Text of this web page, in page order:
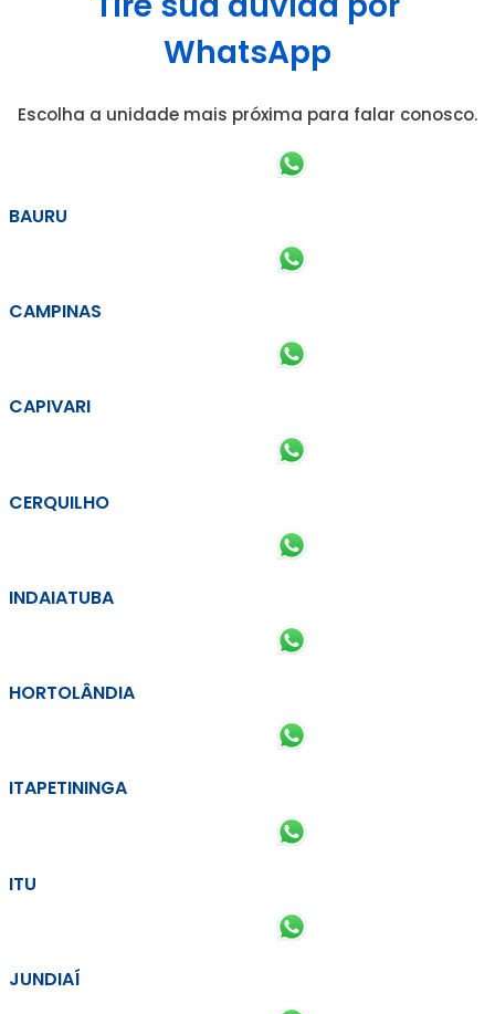
WhatsApp
Escolha a unidade mais próxima para falar conosco.
BAURU
CAMPINAS
CAPIVARI
CERQUILHO
INDAIATUBA
HORTOLÂNDIA
ITAPETININGA
ITU
JUNDIAÍ